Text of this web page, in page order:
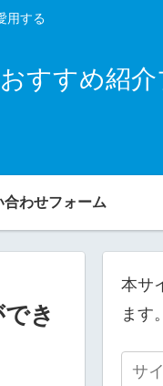
用する
すすめ
合わせフォーム
き
本サ
ます。